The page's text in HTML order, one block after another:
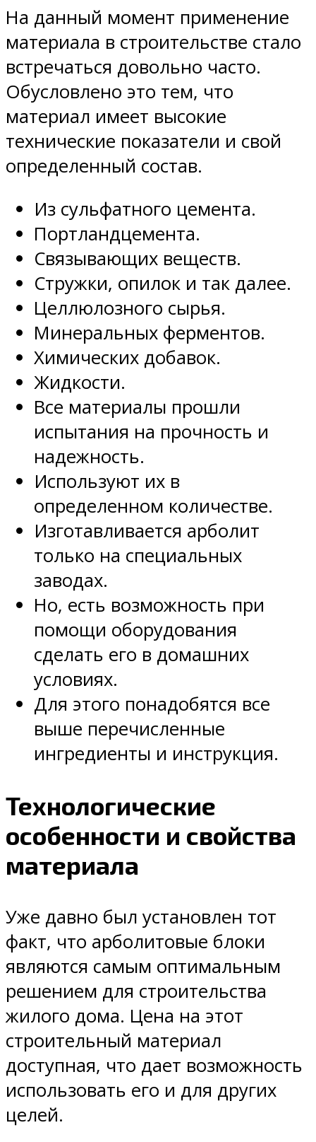
На данный момент применение
материала в строительстве стало
встречаться довольно часто.
Обусловлено это тем, что
материал имеет высокие
технические показатели и свой
определенный состав.
Из сульфатного цемента.
Портландцемента.
Связывающих веществ.
Стружки, опилок и так далее.
Целлюлозного сырья.
Минеральных ферментов.
Химических добавок.
Жидкости.
Все материалы прошли
испытания на прочность и
надежность.
Используют их в
определенном количестве.
Изготавливается арболит
только на специальных
заводах.
Но, есть возможность при
помощи оборудования
сделать его в домашних
условиях.
Для этого понадобятся все
выше перечисленные
ингредиенты и инструкция.
Технологические
особенности и свойства
материала
Уже давно был установлен тот
факт, что арболитовые блоки
являются самым оптимальным
решением для строительства
жилого дома. Цена на этот
строительный материал
доступная, что дает возможность
использовать его и для других
целей.